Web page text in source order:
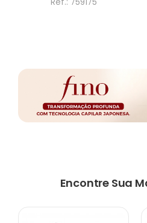
Ref.: 759175
Encontre Sua